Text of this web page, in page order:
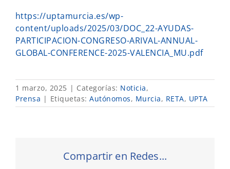
https://uptamurcia.es/wp-
content/uploads/2025/03/DOC_22-AYUDAS-
PARTICIPACION-CONGRESO-ARIVAL-ANNUAL-
GLOBAL-CONFERENCE-2025-VALENCIA_MU.pdf
1 marzo, 2025 | Categorías: Noticia,
Prensa | Etiquetas: Autónomos, Murcia, RETA, UPTA
Compartir en Redes...